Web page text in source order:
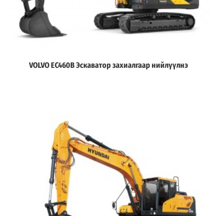
Дэлгэрэнгүй
VOLVO EC460B Эскаватор захиалгаар нийлүүлнэ